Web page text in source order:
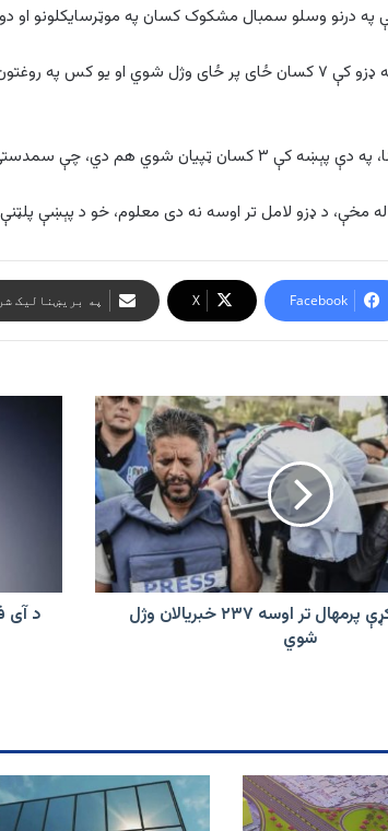
په درنو وسلو سمبال مشکوک کسان په موټرسایکلونو او
چې سمدستي د درملنې لپاره روغتون ته لېږدول شوي دي.
له مخې، د ډزو لامل تر اوسه نه دی معلوم، خو د پېښې
Facebook
X په بریښنالیک
غزه کې د جګړې پرمهال تر اوسه ۲۳۷ خبریالان وژل
شوي
ماډلونو